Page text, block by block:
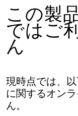
この製
ではご
ん
現時点では、
に関するオン
ん。